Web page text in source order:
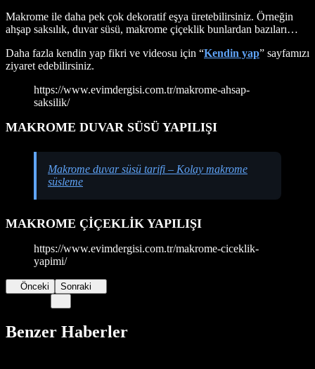
Makrome ile daha pek çok dekoratif eşya üretebilirsiniz. Örneğin
ahşap saksılık, duvar süsü, makrome çiçeklik bunlardan bazıları…
Daha fazla kendin yap fikri ve videosu için “Kendin yap” sayfamızı
ziyaret edebilirsiniz.
https://www.evimdergisi.com.tr/makrome-ahsap-
saksilik/
MAKROME DUVAR SÜSÜ YAPILIŞI
Makrome duvar süsü tarifi – Kolay makrome
süsleme
MAKROME ÇİÇEKLİK YAPILIŞI
https://www.evimdergisi.com.tr/makrome-ciceklik-
yapimi/
Önceki Sonraki
Benzer Haberler